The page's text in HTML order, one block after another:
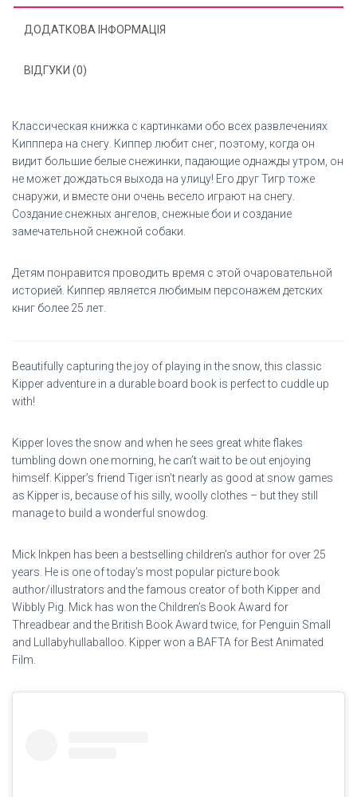
ДОДАТКОВА ІНФОРМАЦІЯ
ВІДГУКИ (0)
Классическая книжка с картинками обо всех развлечениях
Кипппера на снегу. Киппер любит снег, поэтому, когда он
видит большие белые снежинки, падающие однажды утром, он
не может дождаться выхода на улицу! Его друг Тигр тоже
снаружи, и вместе они очень весело играют на снегу.
Создание снежных ангелов, снежные бои и создание
замечательной снежной собаки.
Детям понравится проводить время с этой очаровательной
историей. Киппер является любимым персонажем детских
книг более 25 лет.
Beautifully capturing the joy of playing in the snow, this classic
Kipper adventure in a durable board book is perfect to cuddle up
with!
Kipper loves the snow and when he sees great white flakes
tumbling down one morning, he can’t wait to be out enjoying
himself. Kipper’s friend Tiger isn’t nearly as good at snow games
as Kipper is, because of his silly, woolly clothes – but they still
manage to build a wonderful snowdog.
Mick Inkpen has been a bestselling children’s author for over 25
years. He is one of today’s most popular picture book
author/illustrators and the famous creator of both Kipper and
Wibbly Pig. Mick has won the Children’s Book Award for
Threadbear and the British Book Award twice, for Penguin Small
and Lullabyhullaballoo. Kipper won a BAFTA for Best Animated
Film.